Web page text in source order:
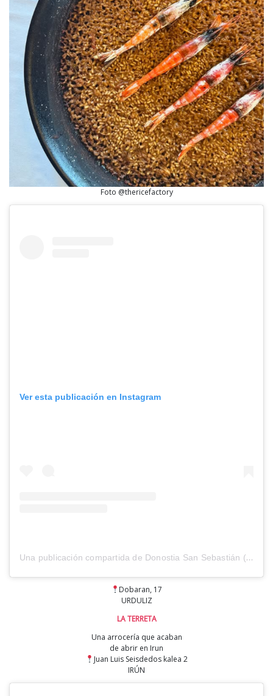
Foto @thericefactory
Ver esta publicación en Instagram
Una publicación compartida de Donostia San Sebastián (@sistersandthecity)
Dobaran, 17
URDULIZ
LA TERRETA
Una arrocería que acaban
de abrir en Irun
Juan Luis Seisdedos kalea 2
IRÚN